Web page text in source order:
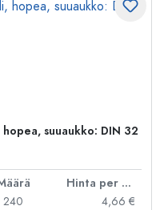
suuaukko: DIN 32
Hinta per kpl
240
4,66 €